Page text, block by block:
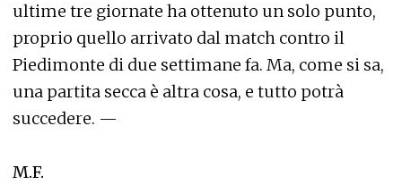
ultime tre giornate ha ottenuto un solo punto,
proprio quello arrivato dal match contro il
Piedimonte di due settimane fa. Ma, come si sa,
una partita secca è altra cosa, e tutto potrà
succedere. —
M.F.